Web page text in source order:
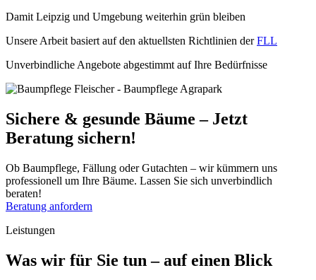
Damit Leipzig und Umgebung weiterhin grün bleiben
Unsere Arbeit basiert auf den aktuellsten Richtlinien derFLL
Unverbindliche Angebote abgestimmt auf Ihre Bedürfnisse
Sichere & gesunde Bäume – Jetzt
Beratung sichern!
Ob Baumpflege, Fällung oder Gutachten – wir kümmern uns
professionell um Ihre Bäume. Lassen Sie sich unverbindlich
beraten!
Beratung anfordern
Leistungen
Was wir für Sie tun – auf einen Blick